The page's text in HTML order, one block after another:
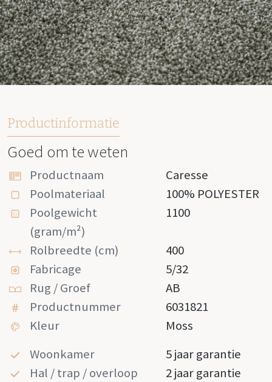
Productinformatie
Goed om te weten
Productnaam
Caresse
Poolmateriaal
100% POLYESTER
Poolgewicht
(gram/m²)
1100
Rolbreedte (cm)
400
Fabricage
5/32
Rug / Groef
AB
Productnummer
6031821
Kleur
Moss
Woonkamer
5 jaar garantie
Hal / trap / overloop
2 jaar garantie